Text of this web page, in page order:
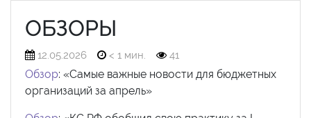
ОБЗОРЫ
12.05.2026 < 1 мин. 41
Обзор: «Самые важные новости для бюджетных
организаций за апрель»